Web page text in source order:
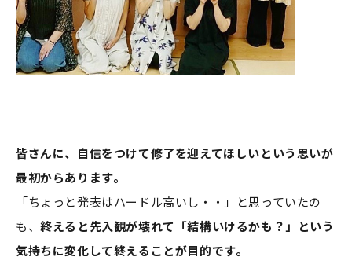
皆さんに、自信をつけて修了を迎えてほしいという思いが
最初からあります。
「ちょっと発表はハードル高いし・・」と思っていたの
も、終えると先入観が壊れて「結構いけるかも？」という
気持ちに変化して終えることが目的です。